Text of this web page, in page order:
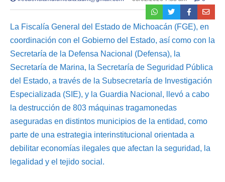
La Fiscalía General del Estado de Michoacán (FGE), en
coordinación con el Gobierno del Estado, así como con la
Secretaría de la Defensa Nacional (Defensa), la
Secretaría de Marina, la Secretaría de Seguridad Pública
del Estado, a través de la Subsecretaría de Investigación
Especializada (SIE), y la Guardia Nacional, llevó a cabo
la destrucción de 803 máquinas tragamonedas
aseguradas en distintos municipios de la entidad, como
parte de una estrategia interinstitucional orientada a
debilitar economías ilegales que afectan la seguridad, la
legalidad y el tejido social.